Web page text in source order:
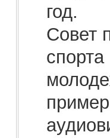
год.
Совет